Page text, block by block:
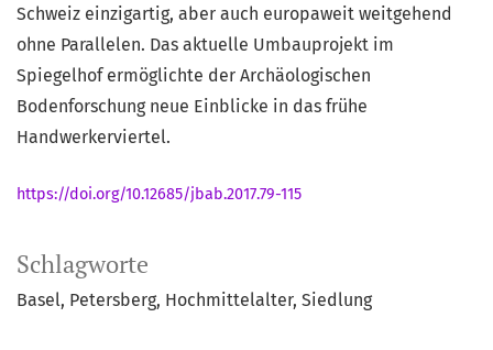
Schlagworte
Basel Petersberg Hochmittelalter Siedlung
Schweiz einzigartig, aber auch europaweit weitgehend
ohne Parallelen. Das aktuelle Umbauprojekt im
Spiegelhof ermöglichte der Archäologischen
Bodenforschung neue Einblicke in das frühe
Handwerkerviertel.
https://doi.org/10.12685/jbab.2017.79-115